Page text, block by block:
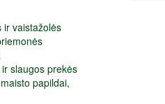
ir vaistažolės
slaugos prekės
papildai,